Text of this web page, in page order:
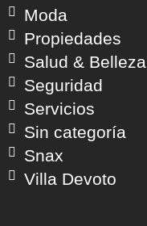
Moda
Propiedades
Salud & Belleza
Seguridad
Servicios
Sin categoría
Snax
Villa Devoto